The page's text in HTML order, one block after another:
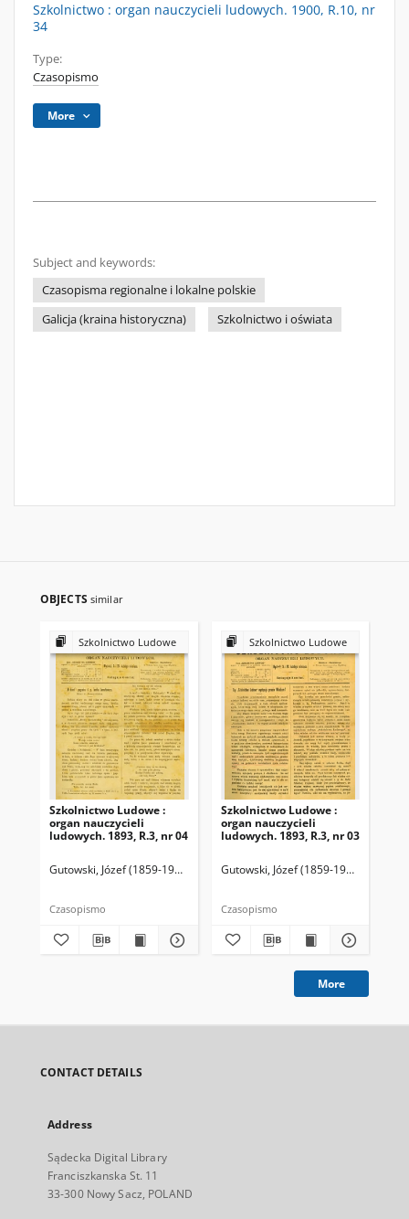
Szkolnictwo : organ nauczycieli ludowych. 1900, R.10, nr
34
Type:
Czasopismo
More
Subject and keywords:
Czasopisma regionalne i lokalne polskie
Galicja (kraina historyczna)
Szkolnictwo i oświata
OBJECTS similar
Szkolnictwo Ludowe
Szkolnictwo Ludowe :
organ nauczycieli
ludowych. 1893, R.3, nr 04
Gutowski, Józef (1859-1916). Redaktor
Czasopismo
Szkolnictwo Ludowe
Szkolnictwo Ludowe :
organ nauczycieli
ludowych. 1893, R.3, nr 03
Gutowski, Józef (1859-1916).
Czasopismo
More
CONTACT DETAILS
Address
Sądecka Digital Library
Franciszkanska St. 11
33-300 Nowy Sacz, POLAND